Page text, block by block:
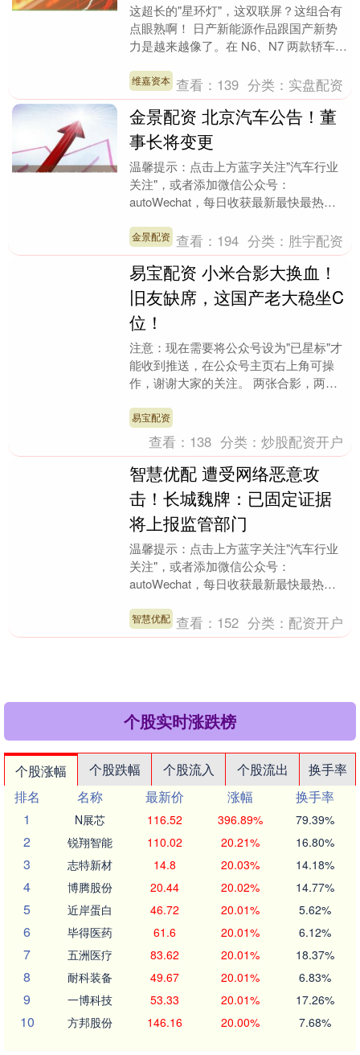
这超长的"星环灯"，这双联屏？这组合有
点眼熟啊！ 日产新能源作品跟国产新势
力是越来越像了。在 N6、N7 两款轿车之
正....
维嘉资本 查看： 139 分类： 实盘配资
金景配资 北京汽车公告！董
事长将变更
温馨提示：点击上方蓝字关注"汽车行业
关注"，或者添加微信公众号：
autoWechat，每日收获最新最快最热门
或者独家爆料，请....
金景配资 查看： 194 分类： 胜宇配资
易宝配资 小米合影大换血！
旧友缺席，这国产老大稳坐C
位！
注意：现在需要将公众号设为"已星标"才
能收到推送，在公众号主页右上角可操
作，谢谢大家的关注。 两张合影，两年
残酷的权力更迭。....
易宝配资
查看： 138 分类：炒股配资开户
智慧优配 遭受网络恶意攻
击！长城魏牌：已固定证据
将上报监管部门
温馨提示：点击上方蓝字关注"汽车行业
关注"，或者添加微信公众号：
autoWechat，每日收获最新最快最热门
或者独家爆料，请....
智慧优配 查看： 152 分类： 配资开户
个股实时涨跌榜
个股涨幅 个股跌幅 个股流入 个股流出
换手率
排名
名称 最新价 涨幅
换手率
1
N展芯 116.52 396.89% 79.39%
2 锐翔智能 110.02 20.21% 16.80%
3 志特新材 14.8 20.03% 14.18%
4 博腾股份 20.44 20.02% 14.77%
5 近岸蛋白 46.72 20.01% 5.62%
6 毕得医药 61.6 20.01% 6.12%
7 五洲医疗 83.62 20.01% 18.37%
8 耐科装备 49.67 20.01% 6.83%
9 一博科技 53.33 20.01% 17.26%
10 方邦股份 146.16 20.00% 7.68%